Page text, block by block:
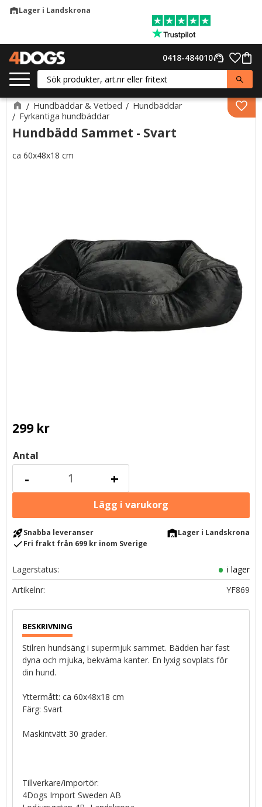
warehouseLager i Landskrona
support_agent
0418-484010
Hundbäddar & Vetbed
Hundbäddar
Fyrkantiga hundbäddar
Hundbädd Sammet - Svart
ca 60x48x18 cm
299kr
Antal
+
-
rocket_launchSnabba leveranser warehouseLager i Landskrona
checkFri frakt från 699 kr inom Sverige
Lagerstatus
i lager
Artikelnr
YF869
Stilren hundsäng i supermjuk sammet. Bädden har fast
dyna och mjuka, bekväma kanter. En lyxig sovplats för
din hund.
Yttermått: ca 60x48x18 cm
Färg: Svart
Maskintvätt 30 grader.
Tillverkare/importör:
4Dogs Import Sweden AB